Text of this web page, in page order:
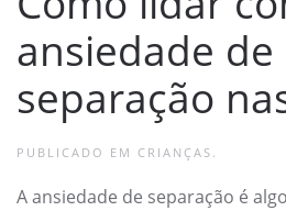
ansiedade de
separação
PUBLICADO EM CRIANÇAS .
A ansiedade de separação é